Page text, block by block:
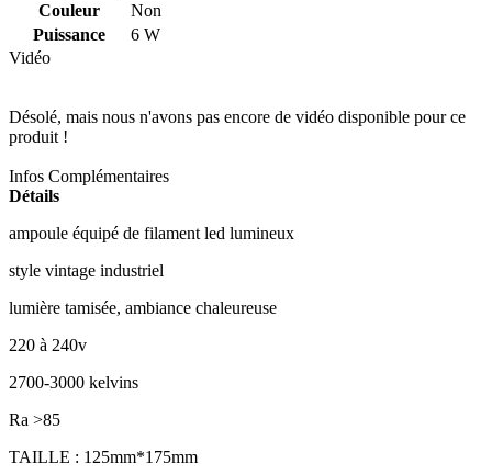
Couleur
Non
Puissance
6 W
Vidéo
Désolé, mais nous n'avons pas encore de vidéo disponible pour ce
produit !
Infos Complémentaires
Détails
ampoule équipé de filament led lumineux
style vintage industriel
lumière tamisée, ambiance chaleureuse
220 à 240v
2700-3000 kelvins
Ra >85
TAILLE : 125mm*175mm